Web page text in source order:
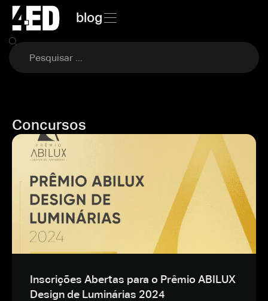
blog
Concursos
Inscrições Abertas para o Prêmio ABILUX
Design de Luminárias 2024